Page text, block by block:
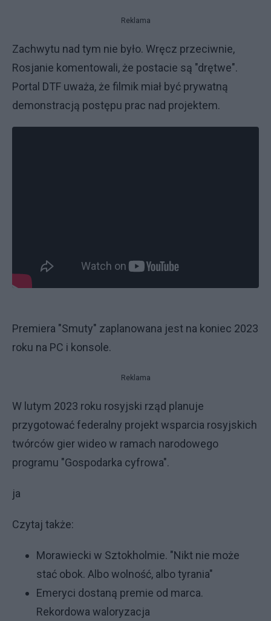
Reklama
Zachwytu nad tym nie było. Wręcz przeciwnie,
Rosjanie komentowali, że postacie są "drętwe".
Portal DTF uważa, że filmik miał być prywatną
demonstracją postępu prac nad projektem.
Premiera "Smuty" zaplanowana jest na koniec 2023
roku na PC i konsole.
Reklama
W lutym 2023 roku rosyjski rząd planuje
przygotować federalny projekt wsparcia rosyjskich
twórców gier wideo w ramach narodowego
programu "Gospodarka cyfrowa".
ja
Czytaj także:
Morawiecki w Sztokholmie. "Nikt nie może
stać obok. Albo wolność, albo tyrania"
Emeryci dostaną premie od marca.
Rekordowa waloryzacja